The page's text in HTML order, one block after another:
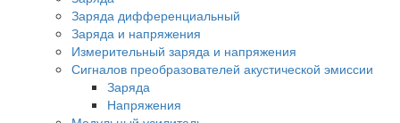
Заряда дифференциальный
Заряда и напряжения
Измерительный заряда и напряжения
Сигналов преобразователей акустической эмиссии
Заряда
Напряжения